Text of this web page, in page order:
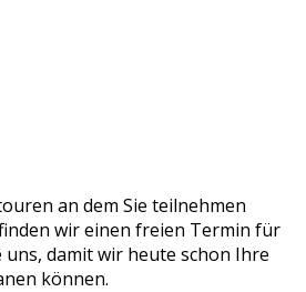
an dem Sie teilnehmen
wir einen freien Termin für
uns, damit wir heute schon Ihre
können.